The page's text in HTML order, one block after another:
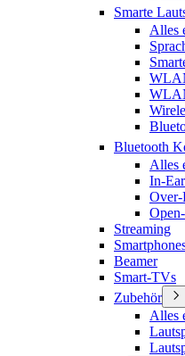
Smarte
Alles
Bluetooth
Alles
In-
Streaming
Beamer
Smart-TVs
Zubehör
Alles